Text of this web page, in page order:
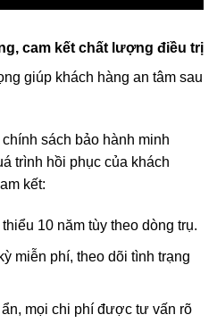
cam kết chất lượng điều trị
giúp khách hàng an tâm sau
sách bảo hành minh
trình hồi phục của khách
kết:
10 năm tùy theo dòng trụ.
miễn phí, theo dõi tình trạng
mọi chi phí được tư vấn rõ